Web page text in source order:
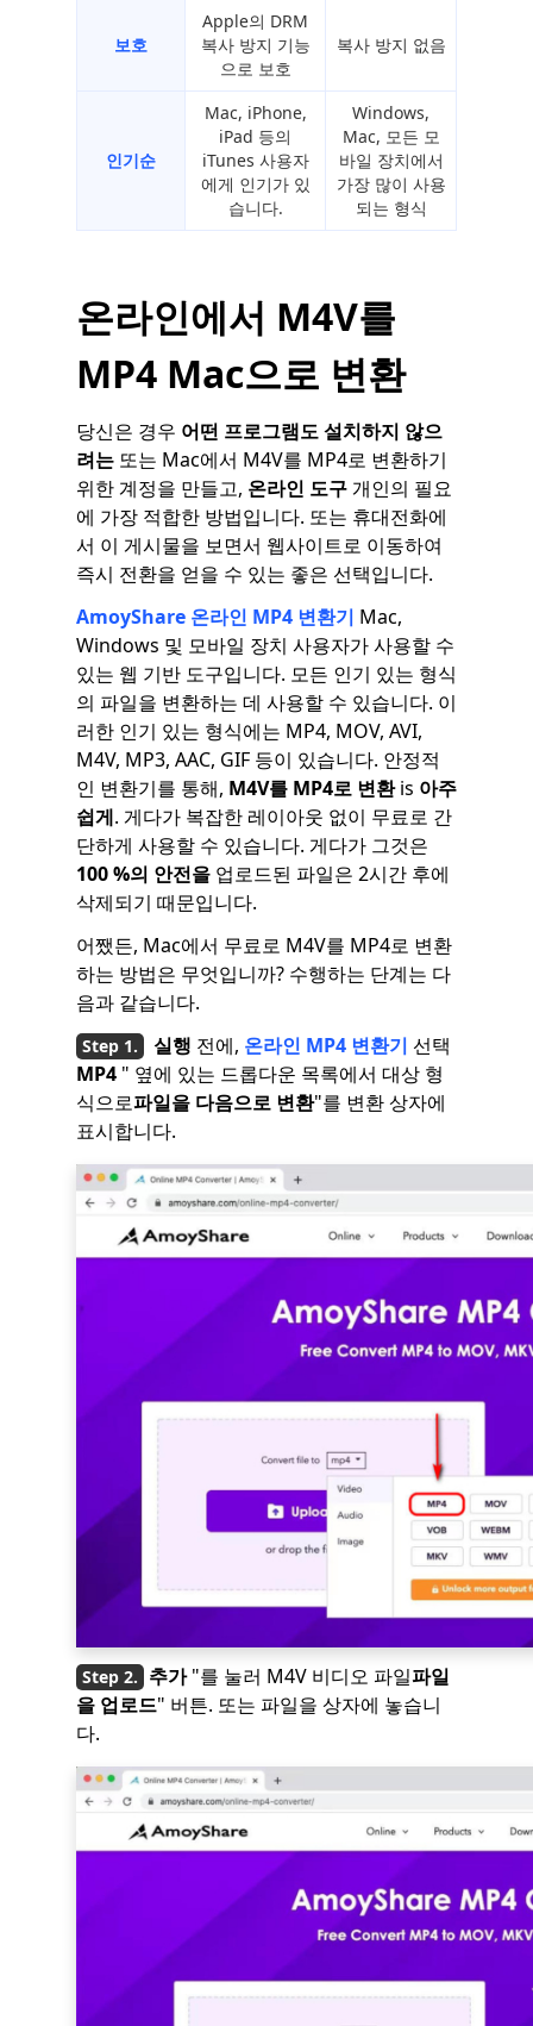
보호
Apple의 DRM
복사 방지 기능
으로 보호
복사 방지 없음
인기순
Mac, iPhone,
iPad 등의
iTunes 사용자
에게 인기가 있
습니다.
Windows,
Mac, 모든 모
바일 장치에서
가장 많이 사용
되는 형식
온라인에서 M4V를
MP4 Mac으로 변환
당신은 경우 어떤 프로그램도 설치하지 않으
려는 또는 Mac에서 M4V를 MP4로 변환하기
위한 계정을 만들고, 온라인 도구개인의 필요
에 가장 적합한 방법입니다. 또는 휴대전화에
서 이 게시물을 보면서 웹사이트로 이동하여
즉시 전환을 얻을 수 있는 좋은 선택입니다.
AmoyShare 온라인 MP4 변환기 Mac,
Windows 및 모바일 장치 사용자가 사용할 수
있는 웹 기반 도구입니다. 모든 인기 있는 형식
의 파일을 변환하는 데 사용할 수 있습니다. 이
러한 인기 있는 형식에는 MP4, MOV, AVI,
M4V, MP3, AAC, GIF 등이 있습니다. 안정적
인 변환기를 통해, M4V를 MP4로 변환is 아주
쉽게. 게다가 복잡한 레이아웃 없이 무료로 간
단하게 사용할 수 있습니다. 게다가 그것은
100 %의 안전을 업로드된 파일은 2시간 후에
삭제되기 때문입니다.
어쨌든, Mac에서 무료로 M4V를 MP4로 변환
하는 방법은 무엇입니까? 수행하는 단계는 다
음과 같습니다.
실행 전에, 온라인 MP4 변환기 선택
MP4 " 옆에 있는 드롭다운 목록에서 대상 형
식으로파일을 다음으로 변환"를 변환 상자에
표시합니다.
추가"를 눌러 M4V 비디오 파일파일
을 업로드" 버튼. 또는 파일을 상자에 놓습니
다.